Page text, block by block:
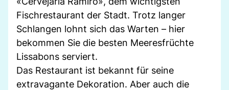
Fischrestaurant der Stadt. Trotz langer
Schlangen lohnt sich das Warten – hier
bekommen Sie die besten Meeresfrüchte
Lissabons serviert.
Das Restaurant ist bekannt für seine
extravagante Dekoration. Aber auch die